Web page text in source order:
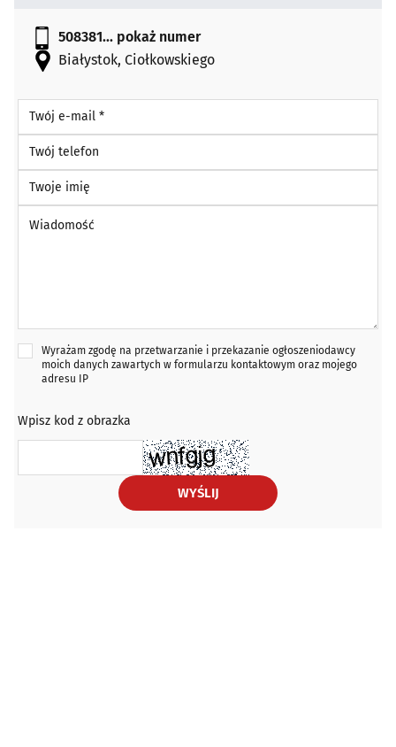
508381... pokaż numer
Białystok, Ciołkowskiego
Twój e-mail *
Twój telefon
Twoje imię
Wyrażam zgodę na przetwarzanie i przekazanie ogłoszeniodawcy
moich danych zawartych w formularzu kontaktowym oraz mojego
adresu IP
Wpisz kod z obrazka
WYŚLIJ